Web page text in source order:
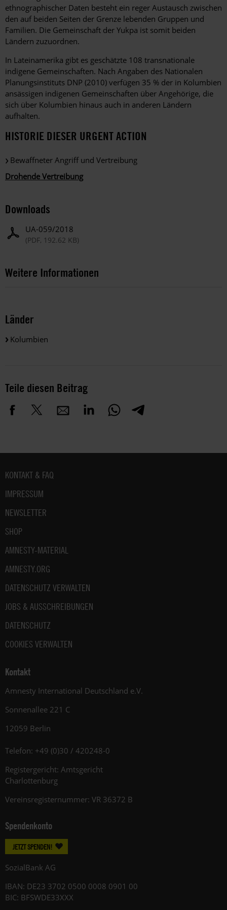
ethnographischer Daten besteht ein reger Austausch zwischen
den auf beiden Seiten der Grenze lebenden Gruppen und
Familien. Die Gemeinschaft der Yukpa ist somit beiden
Ländern zuzuordnen.
In Lateinamerika gibt es geschätzte 108 transnationale
indigene Gemeinschaften. Nach Angaben des Nationalen
Planungsinstituts DNP (2010) verfügen 35 % der in Kolumbien
ansässigen indigenen Gemeinschaften über Angehörige, die
sich über Kolumbien hinaus auch in anderen Ländern
aufhalten.
HISTORIE DIESER URGENT ACTION
Bewaffneter Angriff und Vertreibung
Drohende Vertreibung
Downloads
UA-059/2018
(PDF, 192.62 KB)
Weitere Informationen
Länder
Kolumbien
Teile diesen Beitrag
Fußbereich
KONTAKT & FAQ
IMPRESSUM
NEWSLETTER
SHOP
AMNESTY-MATERIAL
AMNESTY.ORG
DATENSCHUTZ VERWALTEN
JOBS & AUSSCHREIBUNGEN
DATENSCHUTZ
COOKIES VERWALTEN
Kontakt
Amnesty International Deutschland e.V.
Sonnenallee 221 C
12059 Berlin
Telefon: +49 (0)30 / 420248-0
Registergericht: Amtsgericht
Charlottenburg
Vereinsregisternummer: VR 36372 B
Spendenkonto
JETZT SPENDEN!
SozialBank AG
IBAN: DE23 3702 0500 0008 0901 00
BIC: BFSWDE33XXX